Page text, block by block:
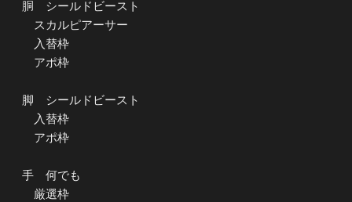
胴 シールドビースト
スカルピアーサー
入替枠
アポ枠
脚 シールドビースト
入替枠
アポ枠
手 何でも
厳選枠